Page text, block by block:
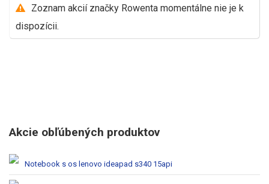
Zoznam akcií značky Rowenta momentálne nie je k
dispozícii.
Akcie obľúbených produktov
Notebook s os lenovo ideapad s340 15api